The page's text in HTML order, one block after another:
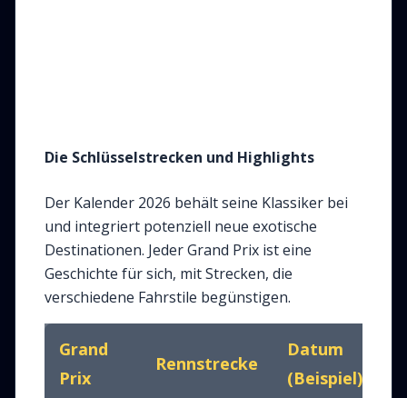
Die Schlüsselstrecken und Highlights
Der Kalender 2026 behält seine Klassiker bei
und integriert potenziell neue exotische
Destinationen. Jeder Grand Prix ist eine
Geschichte für sich, mit Strecken, die
verschiedene Fahrstile begünstigen.
Grand
Prix
Rennstrecke
Datum
(Beispiel)